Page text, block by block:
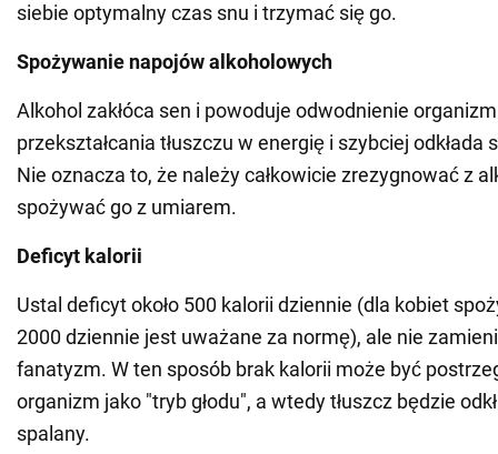
siebie optymalny czas snu i trzymać się go.
Spożywanie napojów alkoholowych
Alkohol zakłóca sen i powoduje odwodnienie
przekształcania tłuszczu w energię i szybciej odkłada
Nie oznacza to, że należy całkowicie zrezygnować z
spożywać go z umiarem.
Deficyt kalorii
Ustal deficyt około 500 kalorii dziennie (dla kobiet
2000 dziennie jest uważane za normę), ale nie
fanatyzm. W ten sposób brak kalorii może być
organizm jako "tryb głodu", a wtedy tłuszcz będzie
spalany.